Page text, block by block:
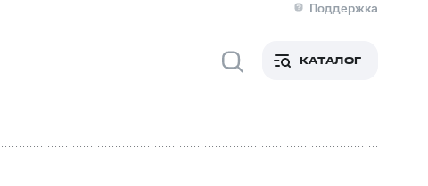
Поддержка
Медиа-центр
Новости в регионе
и аудитРынок акций
КАТАЛОГ